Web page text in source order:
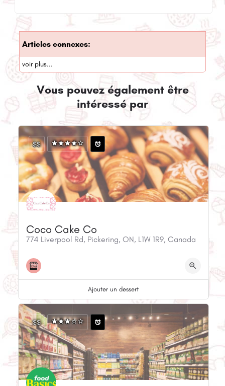
Articles connexes:
voir plus...
Vous pouvez également être
intéressé par
Coco Cake Co
774 Liverpool Rd, Pickering, ON, L1W 1R9, Canada
$$
Ajouter un dessert
$$